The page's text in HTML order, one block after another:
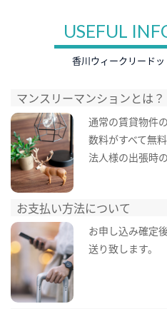
USEFUL
香川ウィークリード
マンスリーマンションとは？
通常の賃貸物件
数料がすべて無
法人様の出張時
お支払い方法について
お申し込み確定
送り致します。